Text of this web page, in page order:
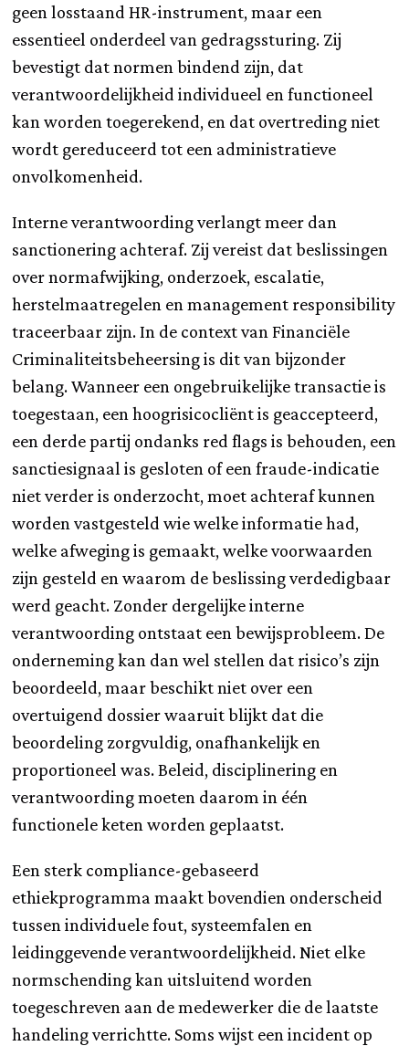
geen losstaand HR-instrument, maar een
essentieel onderdeel van gedragssturing. Zij
bevestigt dat normen bindend zijn, dat
verantwoordelijkheid individueel en functioneel
kan worden toegerekend, en dat overtreding niet
wordt gereduceerd tot een administratieve
onvolkomenheid.
Interne verantwoording verlangt meer dan
sanctionering achteraf. Zij vereist dat beslissingen
over normafwijking, onderzoek, escalatie,
herstelmaatregelen en management responsibility
traceerbaar zijn. In de context van Financiële
Criminaliteitsbeheersing is dit van bijzonder
belang. Wanneer een ongebruikelijke transactie is
toegestaan, een hoogrisicocliënt is geaccepteerd,
een derde partij ondanks red flags is behouden, een
sanctiesignaal is gesloten of een fraude-indicatie
niet verder is onderzocht, moet achteraf kunnen
worden vastgesteld wie welke informatie had,
welke afweging is gemaakt, welke voorwaarden
zijn gesteld en waarom de beslissing verdedigbaar
werd geacht. Zonder dergelijke interne
verantwoording ontstaat een bewijsprobleem. De
onderneming kan dan wel stellen dat risico’s zijn
beoordeeld, maar beschikt niet over een
overtuigend dossier waaruit blijkt dat die
beoordeling zorgvuldig, onafhankelijk en
proportioneel was. Beleid, disciplinering en
verantwoording moeten daarom in één
functionele keten worden geplaatst.
Een sterk compliance-gebaseerd
ethiekprogramma maakt bovendien onderscheid
tussen individuele fout, systeemfalen en
leidinggevende verantwoordelijkheid. Niet elke
normschending kan uitsluitend worden
toegeschreven aan de medewerker die de laatste
handeling verrichtte. Soms wijst een incident op